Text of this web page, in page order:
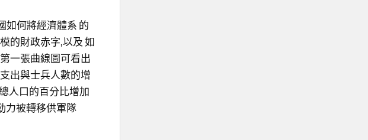
何將經濟體系 的
的財政赤字,以及 如
一張曲線圖可看出
出與士兵人數的增
人口的百分比增加
力被轉移供軍隊